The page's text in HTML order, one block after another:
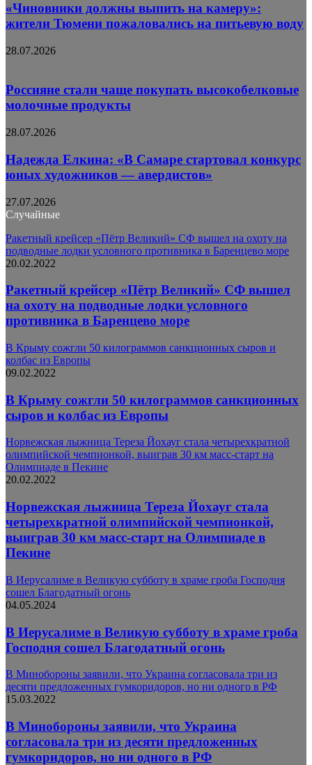
«Чиновники должны выпить на камеру»:
жители Тюмени пожаловались на питьевую воду
28.07.2026
Россияне стали чаще покупать высокобелковые
молочные продукты
28.07.2026
Надежда Елкина: «В Самаре стартовал конкурс
юных художников — авердистов»
27.07.2026
Случайные
Ракетный крейсер «Пётр Великий» СФ вышел на охоту на
подводные лодки условного противника в Баренцево море
20.02.2022
Ракетный крейсер «Пётр Великий» СФ вышел
на охоту на подводные лодки условного
противника в Баренцево море
В Крыму сожгли 50 килограммов санкционных сыров и
колбас из Европы
09.02.2022
В Крыму сожгли 50 килограммов санкционных
сыров и колбас из Европы
Норвежская лыжница Тереза Йохауг стала четырехкратной
олимпийской чемпионкой, выиграв 30 км масс-старт на
Олимпиаде в Пекине
20.02.2022
Норвежская лыжница Тереза Йохауг стала
четырехкратной олимпийской чемпионкой,
выиграв 30 км масс-старт на Олимпиаде в
Пекине
В Иерусалиме в Великую субботу в храме гроба Господня
сошел Благодатный огонь
04.05.2024
В Иерусалиме в Великую субботу в храме гроба
Господня сошел Благодатный огонь
В Минобороны заявили, что Украина согласовала три из
десяти предложенных гумкоридоров, но ни одного в РФ
15.03.2022
В Минобороны заявили, что Украина
согласовала три из десяти предложенных
гумкоридоров, но ни одного в РФ